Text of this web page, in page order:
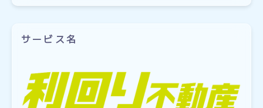
サービス名